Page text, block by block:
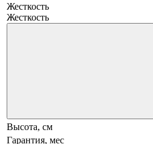
Жесткость
Жесткость
Высота, см
Гарантия, мес